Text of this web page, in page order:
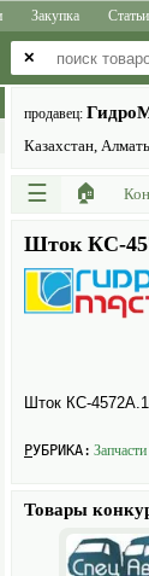
Закупка Статьи
✕
продавец:
Казахстан,
☰ 🏠
Шток КС-
Шток КС-
РУБРИКА:
Товары